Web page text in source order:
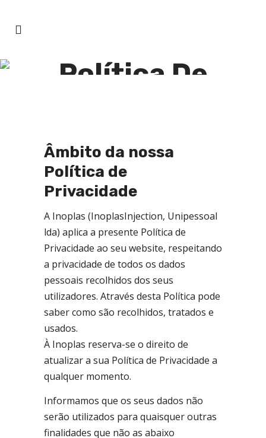
Política De
Âmbito da nossa
Política de
Privacidade
A Inoplas (InoplasInjection, Unipessoal
lda) aplica a presente Política de
Privacidade ao seu website, respeitando
a privacidade de todos os dados
pessoais recolhidos dos seus
utilizadores. Através desta Política pode
saber como são recolhidos, tratados e
usados.
À Inoplas reserva-se o direito de
atualizar a sua Política de Privacidade a
qualquer momento.
Informamos que os seus dados não
serão utilizados para quaisquer outras
finalidades que não as abaixo